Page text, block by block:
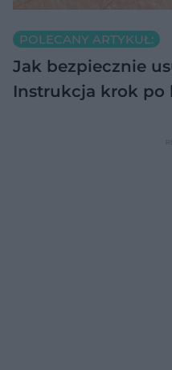
POLECANY ARTYKUŁ:
Jak bezpiecznie
Instrukcja krok po